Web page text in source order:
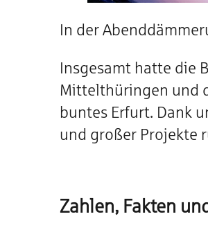
In der
Insgesamt hatte die
Mittelthüringen und
buntes Erfurt. Dank
und großer Projekte
Zahlen, Fakten